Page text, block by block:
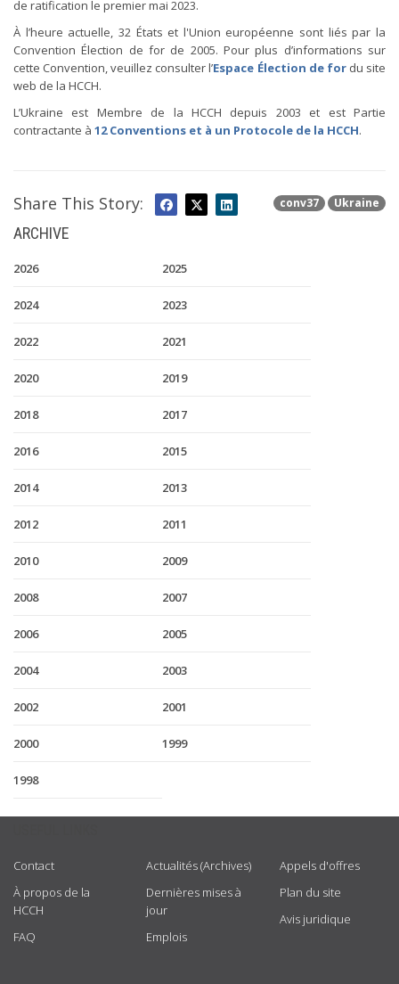
de ratification le premier mai 2023.
À l’heure actuelle, 32 États et l'Union européenne sont liés par la
Convention Élection de for de 2005. Pour plus d’informations sur
cette Convention, veuillez consulter l’Espace Élection de fordu site
web de la HCCH.
L’Ukraine est Membre de la HCCH depuis 2003 et est Partie
contractante à 12 Conventions et à un Protocole de la HCCH.
conv37 Ukraine
Share This Story:
ARCHIVE
2026 2025
2024 2023
2022 2021
2020 2019
2018 2017
2016 2015
2014 2013
2012 2011
2010 2009
2008 2007
2006 2005
2004 2003
2002 2001
2000 1999
1998
Contact
À propos de la
HCCH
FAQ
Actualités (Archives)
Dernières mises à
jour
Emplois
Appels d'offres
Plan du site
Avis juridique